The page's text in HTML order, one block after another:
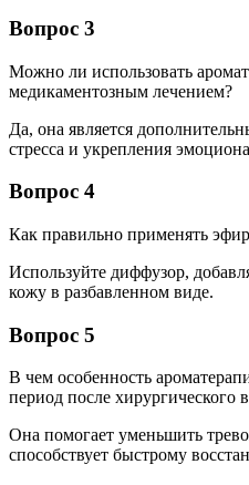
Вопрос 3
Можно ли использовать
медикаментозным лечением?
Да, она является
стресса и укрепления
Вопрос 4
Как правильно применять
Используйте диффузор,
кожу в разбавленном виде.
Вопрос 5
В чем особенность
период после хирургического
Она помогает уменьшить
способствует быстрому